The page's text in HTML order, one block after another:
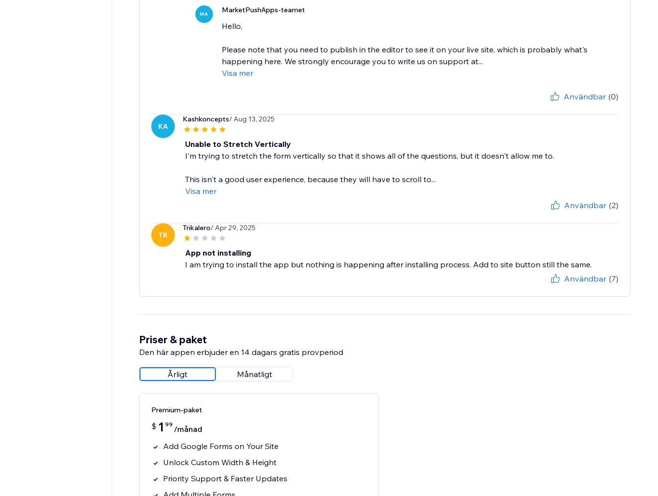
MA MarketPushApps-teamet
Hello,
Please note that you need to publish in the editor to see it on your live site, which is probably what's
happening here. We strongly encourage you to write us on support at...
Visa mer
Användbar (0)
KA
Kashkoncepts/ Aug 13, 2025
Unable to Stretch Vertically
I'm trying to stretch the form vertically so that it shows all of the questions, but it doesn't allow me to.
This isn't a good user experience, because they will have to scroll to...
Visa mer
Användbar (2)
TR
Trikalero/ Apr 29, 2025
App not installing
I am trying to install the app but nothing is happening after installing process. Add to site button still the same.
Användbar (7)
Priser & paket
Den här appen erbjuder en 14 dagars gratis provperiod
Årligt Månatligt
Premium-paket
$ 1 99 /månad
Add Google Forms on Your Site
Unlock Custom Width & Height
Priority Support & Faster Updates